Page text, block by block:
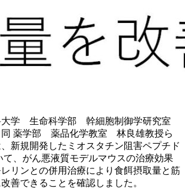
大学 生命科学部 幹細胞制御学研究室
同 薬学部 薬品化学教室 林良雄教授ら
新規開発したミオスタチン阻害ペプチド
て、がん悪液質モデルマウスの治療効果
リンとの併用治療により食餌摂取量と筋
善できることを確認しました。